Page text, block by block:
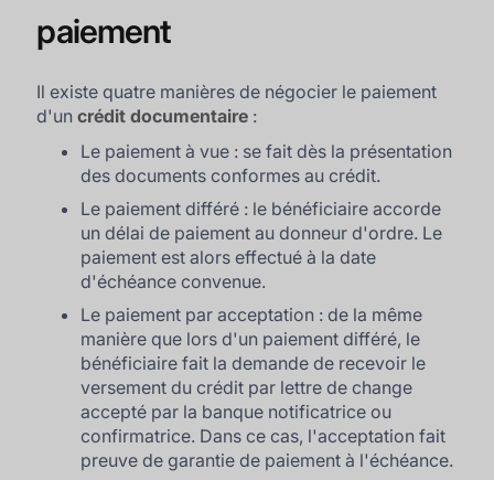
paiement
Il existe quatre manières de négocier le paiement
d'uncrédit documentaire :
Le paiement à vue : se fait dès la présentation
des documents conformes au crédit.
Le paiement différé : le bénéficiaire accorde
un délai de paiement au donneur d'ordre. Le
paiement est alors effectué à la date
d'échéance convenue.
Le paiement par acceptation : de la même
manière que lors d'un paiement différé, le
bénéficiaire fait la demande de recevoir le
versement du crédit par lettre de change
accepté par la banque notificatrice ou
confirmatrice. Dans ce cas, l'acceptation fait
preuve de garantie de paiement à l'échéance.